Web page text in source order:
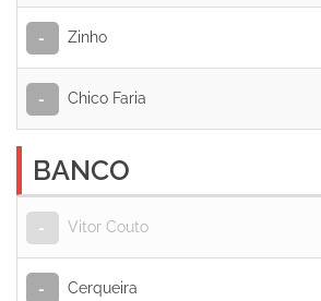
- Zinho
- Chico Faria
BANCO
- Vitor Couto
- Cerqueira